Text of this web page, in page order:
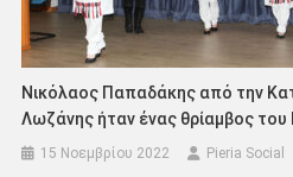
Νικόλαος Παπαδάκης από την
Λωζάνης ήταν ένας θρίαμβος του
15 Νοεμβρίου 2022 Pieria Social